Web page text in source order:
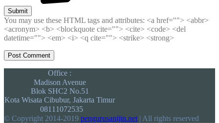
Submit
You may use these HTML tags and attributes: <a href=""> <abbr>
<acronym> <b> <blockquote cite=""> <cite> <code> <del
datetime=""> <em> <i> <q cite=""> <strike> <strong>
Office :
Madison Avenue
Blok SHC2 No.51
Kota Wisata Cibubur, Jakarta Timur
08111072535
© Copyright 2014-2019 pengurusanijin.net | All rights reserved